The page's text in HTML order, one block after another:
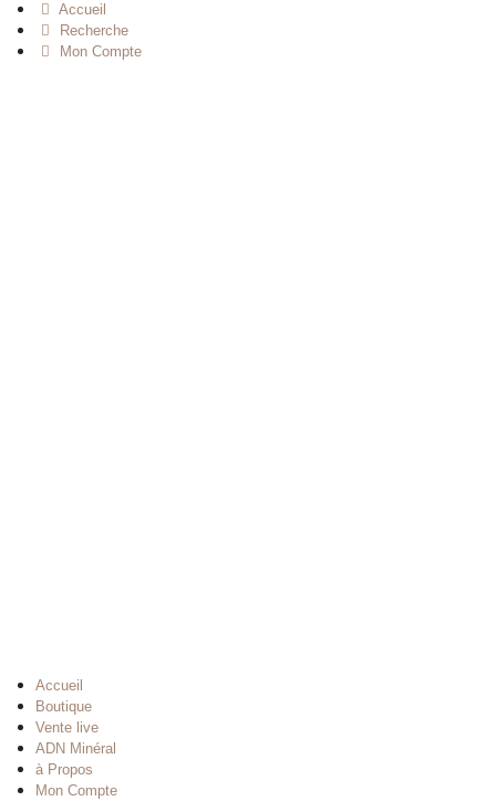
Accueil
Recherche
Mon Compte
Accueil
Boutique
Vente live
ADN Minéral
à Propos
Mon Compte